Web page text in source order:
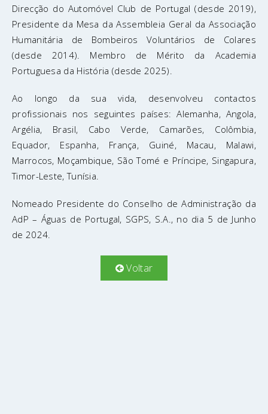
Direcção do Automóvel Club de Portugal (desde 2019),
Presidente da Mesa da Assembleia Geral da Associação
Humanitária de Bombeiros Voluntários de Colares
(desde 2014). Membro de Mérito da Academia
Portuguesa da História (desde 2025).
Ao longo da sua vida, desenvolveu contactos
profissionais nos seguintes países: Alemanha, Angola,
Argélia, Brasil, Cabo Verde, Camarões, Colômbia,
Equador, Espanha, França, Guiné, Macau, Malawi,
Marrocos, Moçambique, São Tomé e Príncipe, Singapura,
Timor-Leste, Tunísia.
Nomeado Presidente do Conselho de Administração da
AdP – Águas de Portugal, SGPS, S.A., no dia 5 de Junho
de 2024.
Voltar